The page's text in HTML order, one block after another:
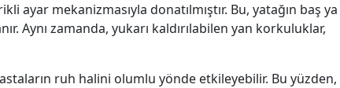
mekanizmasıyla donatılmıştır. Bu, yatağın baş
Aynı zamanda, yukarı kaldırılabilen yan korkuluklar,
ruh halini olumlu yönde etkileyebilir. Bu yüzden,